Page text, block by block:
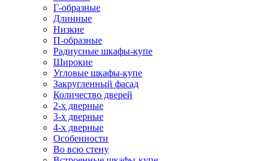
Г-образные
Длинные
Низкие
П-образные
Радиусные шкафы-купе
Широкие
Угловые шкафы-купе
Закругленный фасад
Количество дверей
2-х дверные
3-х дверные
4-х дверные
Особенности
Во всю стену